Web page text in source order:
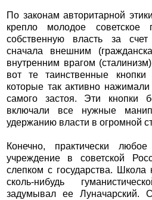
По законам авторитарной
крепло молодое советское
собственную власть за счет
сначала внешним
внутренним врагом
вот те таинственные
которые так активно
самого застоя. Эти кнопки
включали все нужные
удержанию власти в огромной
Конечно, практически любое
учреждение в советской
слепком с государства. Школа
сколь-нибудь
задумывал ее Луначарский.